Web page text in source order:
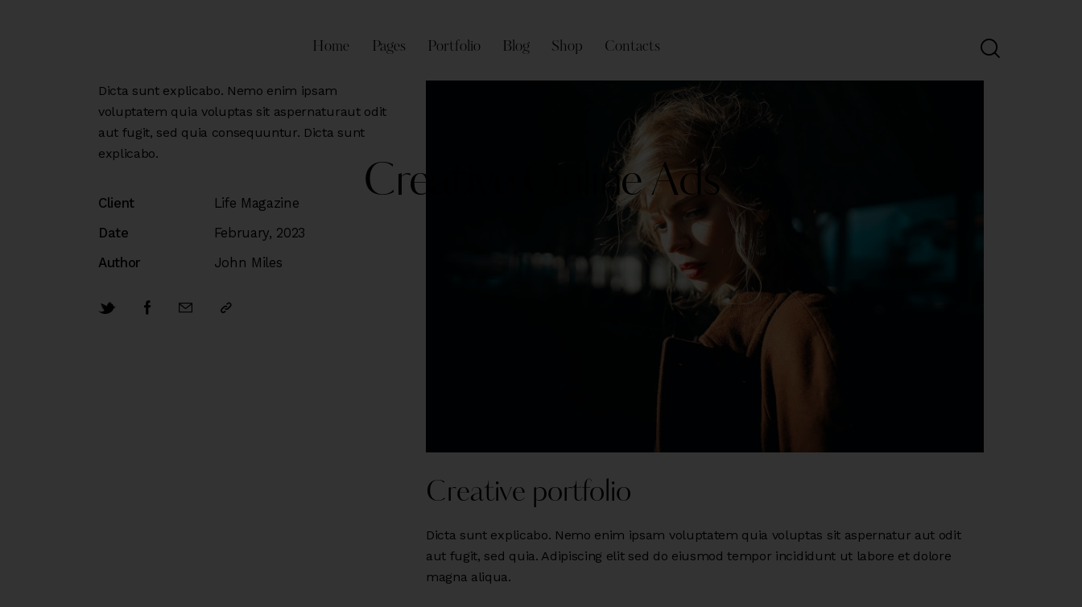
Home Pages Portfolio Blog Shop Contacts
Creative Online Ads
Dicta sunt explicabo. Nemo enim ipsam
voluptatem quia voluptas sit aspernaturaut odit
aut fugit, sed quia consequuntur. Dicta sunt
explicabo.
Client
Life Magazine
Date
February, 2023
Author
John Miles
Creative portfolio
Dicta sunt explicabo. Nemo enim ipsam voluptatem quia voluptas sit aspernatur aut odit
aut fugit, sed quia. Adipiscing elit sed do eiusmod tempor incididunt ut labore et dolore
magna aliqua.